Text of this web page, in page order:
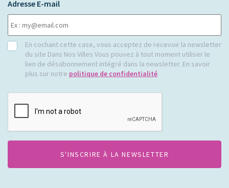
Adresse E-mail
RGPDEn cochant cette case, vous acceptez de recevoir la newsletter
du site Dans Nos Villes Vous pouvez à tout moment utiliser le
lien de désabonnement intégré dans la newsletter. En savoir
plus sur notre politique de confidentialité.